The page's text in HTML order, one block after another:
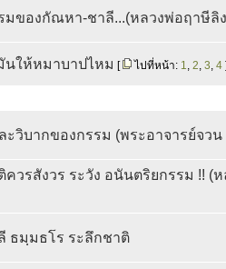
มของกัณหา-ชาลี...(หลวงพ่อฤาษีลิ
นให้หมาบาปไหม [ ไปที่หน้า: 1, 2, 3, 4
ะวิบากของกรรม (พระอาจารย์จวน
วรสังวร ระวัง อนันตริยกรรม !! (
ธมฺมธโร ระลึกชาติ